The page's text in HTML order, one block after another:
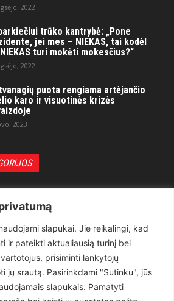
slapukai. Jie reikalingi, kad
ir pateikti aktualiausią turinį bei
prisiminti lankytojų
jų srautą. Pasirinkdami "Sutinku", jūs
slapukais. Pamatyti
2022
trūko kantrybė: „Pone
jei mes – NIEKAS, tai kodėl
turi mokėti mokesčius?“
2022
puota rengiama artėjančio
karo ir visuotinės krizės
2023
1497
619